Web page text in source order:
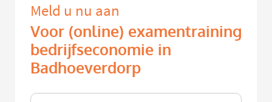
Meld u nu aan
Voor (online) examentraining
bedrijfseconomie in
Badhoeverdorp